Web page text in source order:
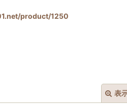
product/1250
表